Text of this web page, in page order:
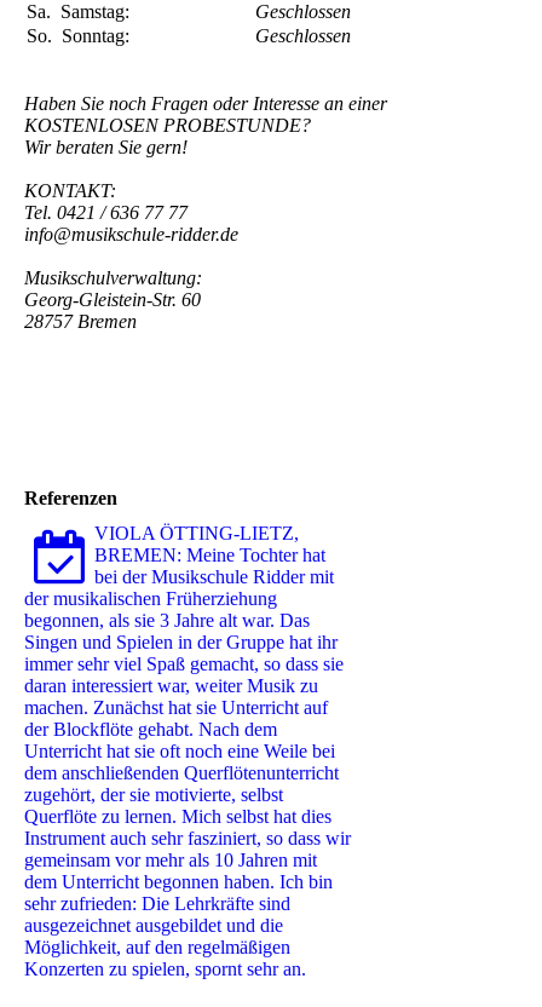
Sa. Samstag:
Geschlossen
So. Sonntag: Geschlossen
Haben Sie noch Fragen oder Interesse an einer
KOSTENLOSEN PROBESTUNDE?
Wir beraten Sie gern!
KONTAKT:
Tel. 0421 / 636 77 77
info@musikschule-ridder.de
Musikschulverwaltung:
Georg-Gleistein-Str. 60
28757 Bremen
Referenzen
VIOLA ÖTTING-LIETZ,
BREMEN: Meine Tochter hat
bei der Musikschule Ridder mit
der musikalischen Früherziehung
begonnen, als sie 3 Jahre alt war. Das
Singen und Spielen in der Gruppe hat ihr
immer sehr viel Spaß gemacht, so dass sie
daran interessiert war, weiter Musik zu
machen. Zunächst hat sie Unterricht auf
der Blockflöte gehabt. Nach dem
Unterricht hat sie oft noch eine Weile bei
dem anschließenden Querflötenunterricht
zugehört, der sie motivierte, selbst
Querflöte zu lernen. Mich selbst hat dies
Instrument auch sehr fasziniert, so dass wir
gemeinsam vor mehr als 10 Jahren mit
dem Unterricht begonnen haben. Ich bin
sehr zufrieden: Die Lehrkräfte sind
ausgezeichnet ausgebildet und die
Möglichkeit, auf den regelmäßigen
Konzerten zu spielen, spornt sehr an.